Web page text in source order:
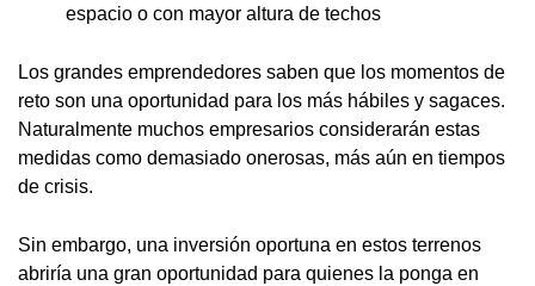
espacio o con mayor altura de techos
Los grandes emprendedores saben que los momentos de
reto son una oportunidad para los más hábiles y sagaces.
Naturalmente muchos empresarios considerarán estas
medidas como demasiado onerosas, más aún en tiempos
de crisis.
Sin embargo, una inversión oportuna en estos terrenos
abriría una gran oportunidad para quienes la ponga en